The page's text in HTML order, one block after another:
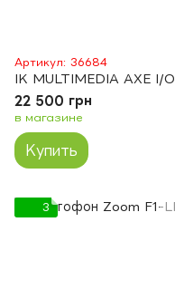
Артикул: 36684
IK MULTIMEDIA AXE I/O
22 500 грн
в магазине
Купить
3